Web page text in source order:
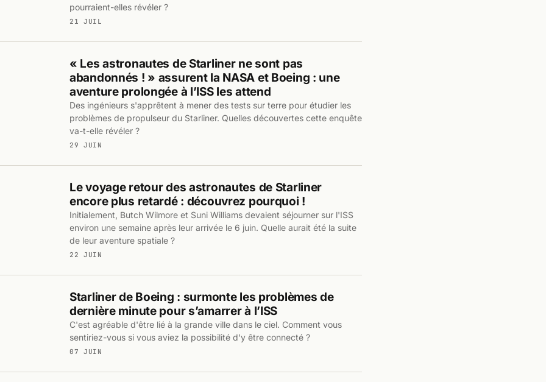
pourraient-elles révéler ?
21 JUIL
« Les astronautes de Starliner ne sont pas
abandonnés ! » assurent la NASA et Boeing : une
aventure prolongée à l’ISS les attend
Des ingénieurs s'apprêtent à mener des tests sur terre pour étudier les
problèmes de propulseur du Starliner. Quelles découvertes cette enquête
va-t-elle révéler ?
29 JUIN
Le voyage retour des astronautes de Starliner
encore plus retardé : découvrez pourquoi !
Initialement, Butch Wilmore et Suni Williams devaient séjourner sur l'ISS
environ une semaine après leur arrivée le 6 juin. Quelle aurait été la suite
de leur aventure spatiale ?
22 JUIN
Starliner de Boeing : surmonte les problèmes de
dernière minute pour s’amarrer à l’ISS
C'est agréable d'être lié à la grande ville dans le ciel. Comment vous
sentiriez-vous si vous aviez la possibilité d'y être connecté ?
07 JUIN